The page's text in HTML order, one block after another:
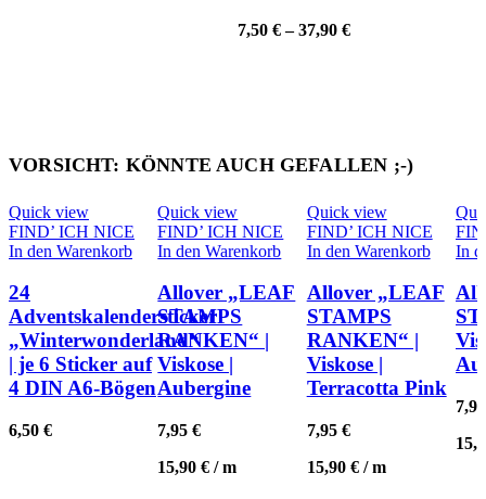
gewählt
werden
7,50 €–37,90 €
VORSICHT: KÖNNTE AUCH GEFALLEN ;-)
Quick view
FIND’ ICH NICE
In den Warenkorb
24
Adventskalendersticker
„Winterwonderland“
| je 6 Sticker auf
4 DIN A6-Bögen
6,50 €
Quick view
FIND’ ICH NICE
In den Warenkorb
Allover „LEAF
STAMPS
RANKEN“ |
Viskose |
Aubergine
7,95€
15,90€ /m
Quick view
FIND’ ICH NICE
In den Warenkorb
Allover „LEAF
STAMPS
RANKEN“ |
Viskose |
Terracotta Pink
7,95 €
15,90 €/m
In